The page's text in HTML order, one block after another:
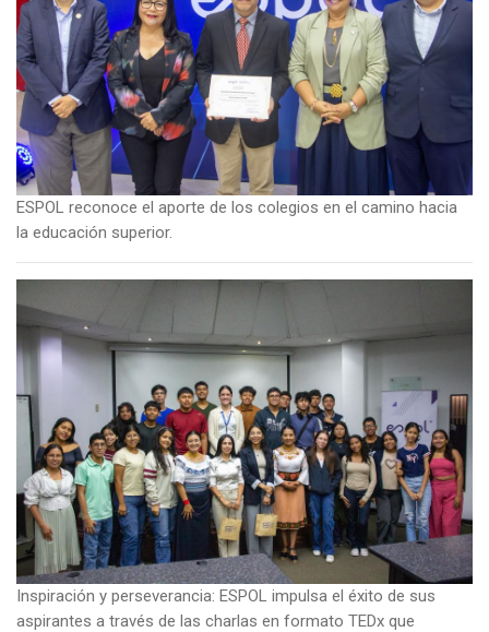
ESPOL reconoce el aporte de los colegios en el camino hacia
la educación superior.
Inspiración y perseverancia: ESPOL impulsa el éxito de sus
aspirantes a través de las charlas en formato TEDx que